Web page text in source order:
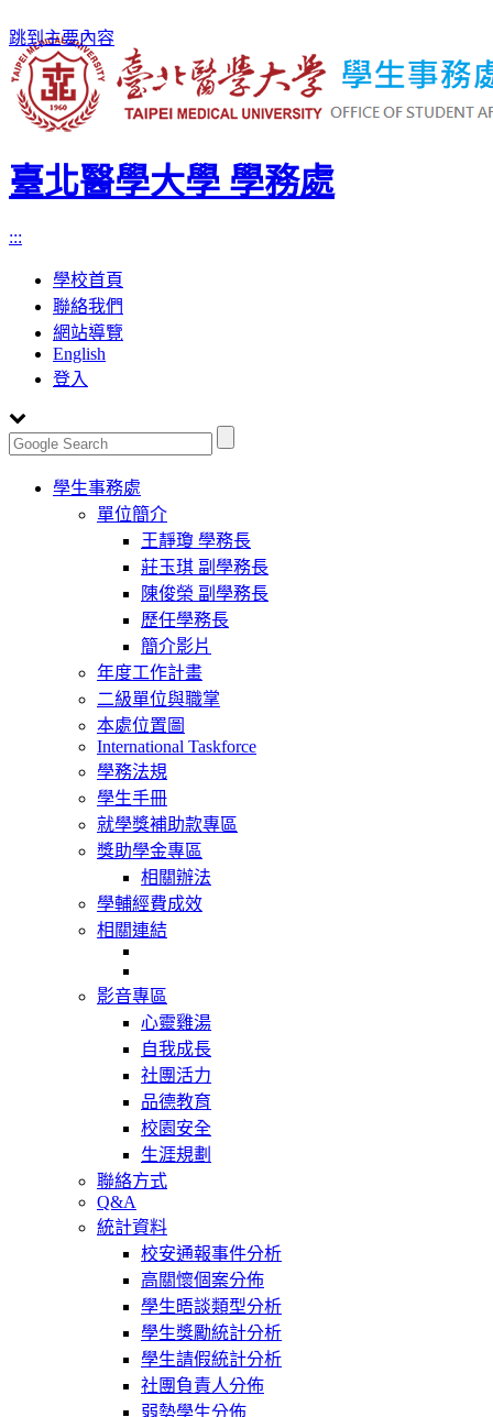
跳到主要內容
臺北醫學大學 學務處
:::
學校首頁
聯絡我們
網站導覽
English
登入
Toggle
navigation
學生事務處
單位簡介
王靜瓊 學務長
莊玉琪 副學務長
陳俊榮 副學務長
歷任學務長
簡介影片
年度工作計畫
二級單位與職掌
本處位置圖
International Taskforce
學務法規
學生手冊
就學獎補助款專區
獎助學金專區
相關辦法
學輔經費成效
相關連結
影音專區
心靈雞湯
自我成長
社團活力
品德教育
校園安全
生涯規劃
聯絡方式
Q&A
統計資料
校安通報事件分析
高關懷個案分佈
學生晤談類型分析
學生獎勵統計分析
學生請假統計分析
社團負責人分佈
弱勢學生分佈